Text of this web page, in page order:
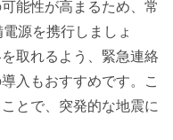
能性が高まるため、常
源を携行しましょ
取れるよう、緊急連絡
入もおすすめです。こ
とで、突発的な地震に